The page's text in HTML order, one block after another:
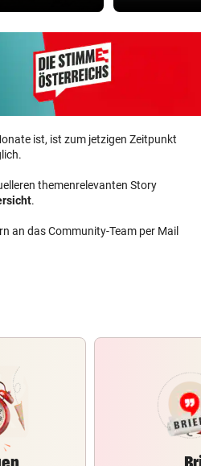
ist, ist zum jetzigen Zeitpunkt
themenrelevanten Story
.
an das Community-Team per Mail